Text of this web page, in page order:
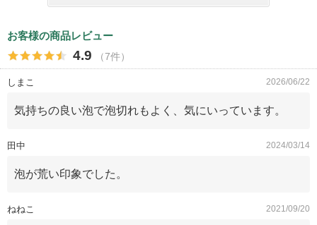
お客様の商品レビュー
4.9 （7件）
しまこ 2026/06/22
気持ちの良い泡で泡切れもよく、気にいっています。
田中 2024/03/14
泡が荒い印象でした。
ねねこ 2021/09/20